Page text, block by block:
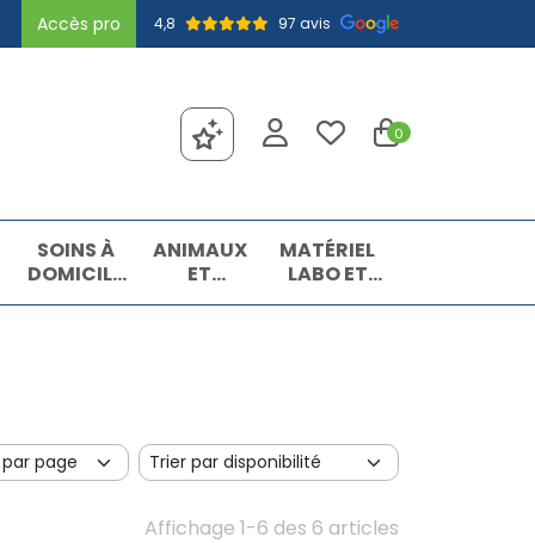
Accès pro 4,8 97 avis
0
SOINS À
DOMICILE
ET
ANIMAUX
ET
INSECTES
MATÉRIEL
LABO ET
MATIÈRES
Affichage 1-6 des 6 articles